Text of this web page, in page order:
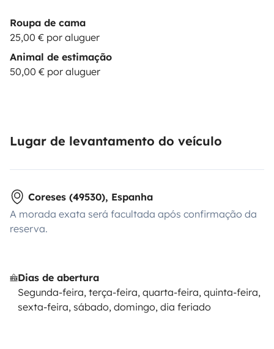
Roupa de cama
25,00 € por aluguer
Animal de estimação
50,00 € por aluguer
Lugar de levantamento do veículo
Coreses (49530), Espanha
A morada exata será facultada após confirmação da
reserva.
Dias de abertura
Segunda-feira, terça-feira, quarta-feira, quinta-feira,
sexta-feira, sábado, domingo, dia feriado